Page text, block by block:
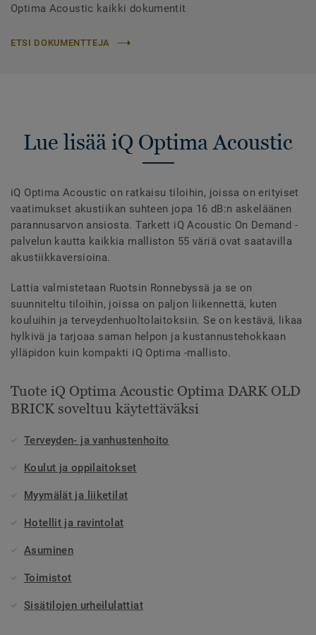
Optima Acoustic kaikki dokumentit
ETSI DOKUMENTTEJA
Lue lisää iQ Optima Acoustic
iQ Optima Acoustic on ratkaisu tiloihin, joissa on erityiset
vaatimukset akustiikan suhteen jopa 16 dB:n askeläänen
parannusarvon ansiosta. Tarkett iQ Acoustic On Demand -
palvelun kautta kaikkia malliston 55 väriä ovat saatavilla
akustiikkaversioina.
Lattia valmistetaan Ruotsin Ronnebyssä ja se on
suunniteltu tiloihin, joissa on paljon liikennettä, kuten
kouluihin ja terveydenhuoltolaitoksiin. Se on kestävä, likaa
hylkivä ja tarjoaa saman helpon ja kustannustehokkaan
ylläpidon kuin kompakti iQ Optima -mallisto.
Tuote iQ Optima Acoustic Optima DARK OLD
BRICK soveltuu käytettäväksi
Terveyden- ja vanhustenhoito
Koulut ja oppilaitokset
Myymälät ja liiketilat
Hotellit ja ravintolat
Asuminen
Toimistot
Sisätilojen urheilulattiat